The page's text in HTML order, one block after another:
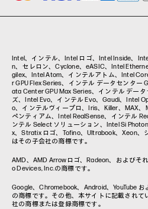
Intel、インテル、Intel ロゴ、Intel Inside、
n、セレロン、Cyclone、eASIC、Intel
gilex、Intel Atom、インテルアトム、Intel
r GPU Flex Series、インテル データセンター
ata Center GPU Max Series、インテル デー
ズ、Intel Evo、インテル Evo、Gaudi、Intel
o、インテルヴィープロ、Iris、Killer、MAX、
ペンティアム、Intel RealSense、インテル
ンテル Select ソリューション、Intel Si
x、Stratix ロゴ、Tofino、Ultrabook、Xeon、
はその子会社の商標です。
AMD、AMD Arrowロゴ、Radeon、およびそ
o Devices, Inc.の商標です。
Google、Chromebook、Android、YouTube
の商標です。その他、本サイトに記載されて
社の商標または登録商標です。